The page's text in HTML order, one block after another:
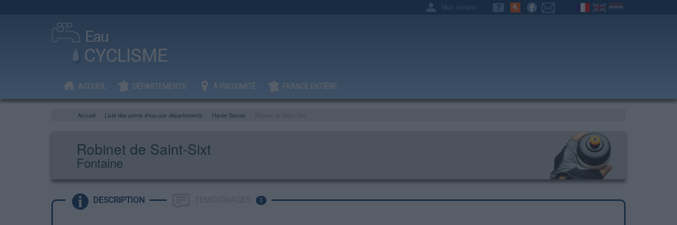
Mon compte
ACCUEIL DÉPARTEMENTS À PROXIMITÉ FRANCE ENTIÈRE
Accueil Liste des points d'eau par départements Haute-Savoie
Robinet de Saint-Sixt
Fontaine
DESCRIPTION 1